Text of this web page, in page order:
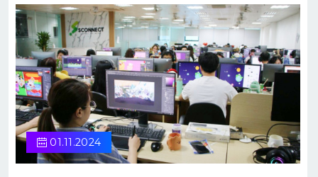
01.11.2024